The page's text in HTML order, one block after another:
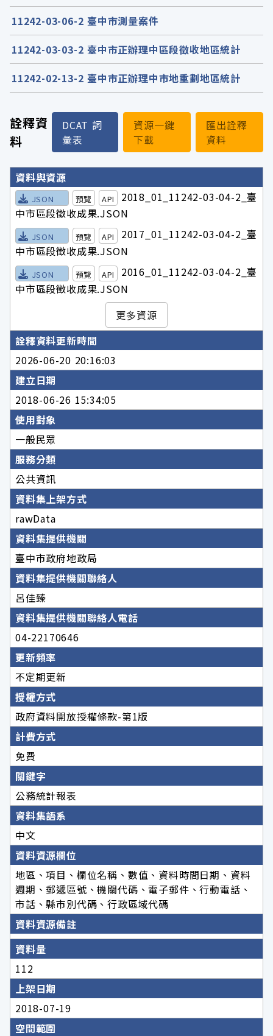
詮釋資
料
DCAT 詞
彙表
資源一鍵
下載
匯出詮釋
資料
詮釋資料詳細內容
資料與資源
JSON 預覽 API
2018_01_11242-03-04-2_臺
中市區段徵收成果.JSON
JSON 預覽 API
2017_01_11242-03-04-2_臺
中市區段徵收成果.JSON
JSON 預覽 API
2016_01_11242-03-04-2_臺
中市區段徵收成果.JSON
更多資源
詮釋資料更新時間
2026-06-20 20:16:03
建立日期
2018-06-26 15:34:05
使用對象
一般民眾
服務分類
公共資訊
資料集上架方式
rawData
資料集提供機關
臺中市政府地政局
資料集提供機關聯絡人
呂佳臻
資料集提供機關聯絡人電話
04-22170646
更新頻率
不定期更新
授權方式
政府資料開放授權條款-第1版
計費方式
免費
關鍵字
公務統計報表
資料集語系
中文
資料資源欄位
地區、項目、欄位名稱、數值、資料時間日期、資料
週期、郵遞區號、機關代碼、電子郵件、行動電話、
市話、縣市別代碼、行政區域代碼
資料資源備註
資料量
112
上架日期
2018-07-19
空間範圍
11242-03-06-2 臺中市測量案件
11242-03-03-2 臺中市正辦理中區段徵收地區統計
11242-02-13-2 臺中市正辦理中市地重劃地區統計